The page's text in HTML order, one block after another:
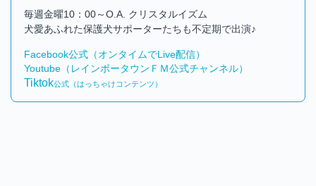
毎週金曜10：00～O.A. クリスタルイズム
犬愛あふれた保護犬サポーターたちも不定期で出演♪
Facebook公式（オンタイムでLive配信）
Youtube（レインボータウンＦＭ公式チャンネル）
Tiktok公式（はっちゃけコンテンツ）